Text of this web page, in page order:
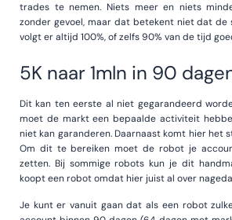
trades te nemen. Niets meer en niets
zonder gevoel, maar dat betekent niet dat
volgt er altijd 100%, of zelfs 90% van de tijd
5K naar 1mln in 90
Dit kan ten eerste al niet gegarandeerd
moet de markt een bepaalde activiteit
niet kan garanderen. Daarnaast komt hier het
Om dit te bereiken moet de robot je
zetten. Bij sommige robots kun je dit
koopt een robot omdat hier juist al over
Je kunt er vanuit gaan dat als een robot